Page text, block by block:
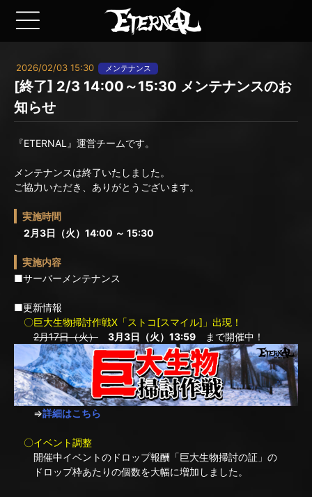
2026/02/03 15:30 メンテナンス
[終了] 2/3 14:00～15:30 メンテナンスのお
知らせ
『ETERNAL』運営チームです。
メンテナンスは終了いたしました。
ご協力いただき、ありがとうございます。
実施時間
2月3日（火）14:00 ～ 15:30
実施内容
■サーバーメンテナンス
■更新情報
〇巨大生物掃討作戦X「ストコ[スマイル]」出現！
2月17日（火）
3月3日（火）13:59 まで開催中！
⇒詳細はこちら
〇イベント調整
開催中イベントのドロップ報酬「巨大生物掃討の証」の
ドロップ枠あたりの個数を大幅に増加しました。